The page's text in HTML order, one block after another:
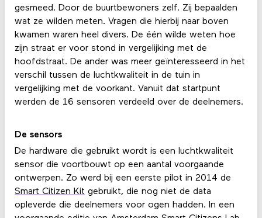
gesmeed. Door de buurtbewoners zelf. Zij bepaalden
wat ze wilden meten. Vragen die hierbij naar boven
kwamen waren heel divers. De één wilde weten hoe
zijn straat er voor stond in vergelijking met de
hoofdstraat. De ander was meer geïnteresseerd in het
verschil tussen de luchtkwaliteit in de tuin in
vergelijking met de voorkant. Vanuit dat startpunt
werden de 16 sensoren verdeeld over de deelnemers.
De sensors
De hardware die gebruikt wordt is een luchtkwaliteit
sensor die voortbouwt op een aantal voorgaande
ontwerpen. Zo werd bij een eerste pilot in 2014 de
Smart Citizen Kit gebruikt, die nog niet de data
opleverde die deelnemers voor ogen hadden. In een